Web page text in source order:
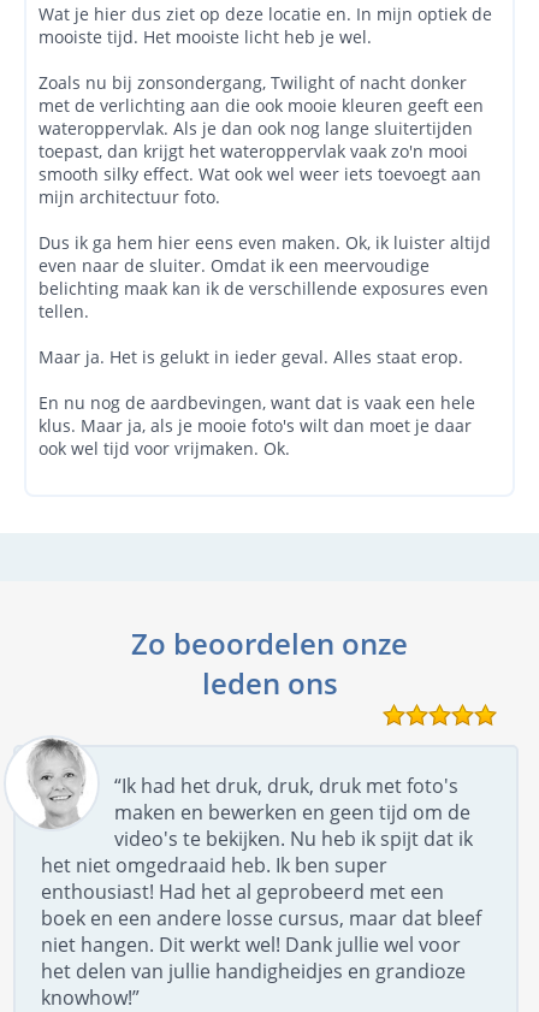
Wat je hier dus ziet op deze locatie en. In mijn optiek de
mooiste tijd. Het mooiste licht heb je wel.
Zoals nu bij zonsondergang, Twilight of nacht donker
met de verlichting aan die ook mooie kleuren geeft een
wateroppervlak. Als je dan ook nog lange sluitertijden
toepast, dan krijgt het wateroppervlak vaak zo'n mooi
smooth silky effect. Wat ook wel weer iets toevoegt aan
mijn architectuur foto.
Dus ik ga hem hier eens even maken. Ok, ik luister altijd
even naar de sluiter. Omdat ik een meervoudige
belichting maak kan ik de verschillende exposures even
tellen.
Maar ja. Het is gelukt in ieder geval. Alles staat erop.
En nu nog de aardbevingen, want dat is vaak een hele
klus. Maar ja, als je mooie foto's wilt dan moet je daar
ook wel tijd voor vrijmaken. Ok.
Zo beoordelen onze
leden ons
“Ik had het druk, druk, druk met foto's
maken en bewerken en geen tijd om de
video's te bekijken. Nu heb ik spijt dat ik
het niet omgedraaid heb. Ik ben super
enthousiast! Had het al geprobeerd met een
boek en een andere losse cursus, maar dat bleef
niet hangen. Dit werkt wel! Dank jullie wel voor
het delen van jullie handigheidjes en grandioze
knowhow!”